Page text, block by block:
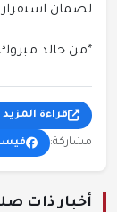
لضمان
*من خالد
قراءة
مشاركة:
أخبار ذات